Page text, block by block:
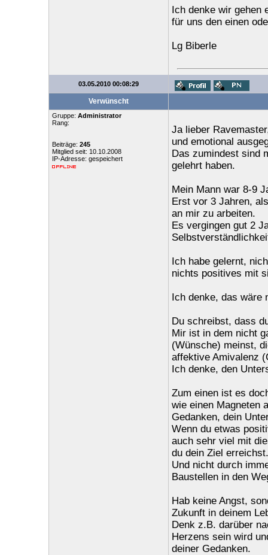
Ich denke wir gehen
für uns den einen
Lg Biberle
03.05.2010 00:08:29
Verwünscht
Gruppe: Administrator
Rang:
Beiträge: 245
Mitglied seit: 10.10.2008
IP-Adresse: gespeichert
Ja lieber
und emotional
Das zumindest sind
gelehrt haben.
Mein Mann war 8-9
Erst vor 3 Jahren,
an mir zu arbeiten.
Es vergingen gut 2
Ich habe gelernt,
nichts positives mit
Ich denke, das wäre
Du schreibst, dass
Mir ist in dem nicht
(Wünsche) meinst,
affektive Amivalenz
Ich denke, den
Zum einen ist es
wie einen Magneten
Gedanken, dein
Wenn du etwas
auch sehr viel mit
du dein Ziel erreichst.
Und nicht durch
Baustellen in den
Hab keine Angst,
Zukunft in deinem
Denk z.B. darüber
Herzens sein wird
deiner Gedanken.